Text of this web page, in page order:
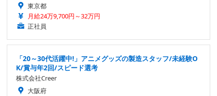
東京都
月給24万9,700円～32万円
正社員
「20～30代活躍中!」アニメグッズの製造スタッフ/未経験O
K/賞与年2回/スピード選考
株式会社Creer
大阪府